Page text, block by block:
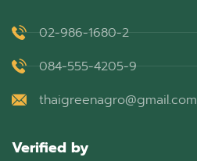
02-986-1680-2
084-555-4205-9
thaigreenagro@gmail.com
Verified by